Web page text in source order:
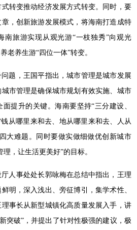
转变推动经济发展方式转变。同时，要
，创新旅游发展模式，将海南打造成特
南旅游实现从观光游“一枝独秀”向观光
老养生游“四位一体”转变。
题，王国平指出，城市管理是城市发展
市管理是确保城市规划有效实施、城市
提升的关键。海南要坚持“三分建设、
从哪里来和去、地从哪里来和去、人从
大难题。同时要做实做细做优创新城市
，让生活更美好”的目标。
人事处处长郭咏梅在总结中指出，王理
明，深入浅出、旁征博引，集学术性、
事长从新型城镇化高质量发展入手，讲
突破”，并提出了针对性极强的建议，极